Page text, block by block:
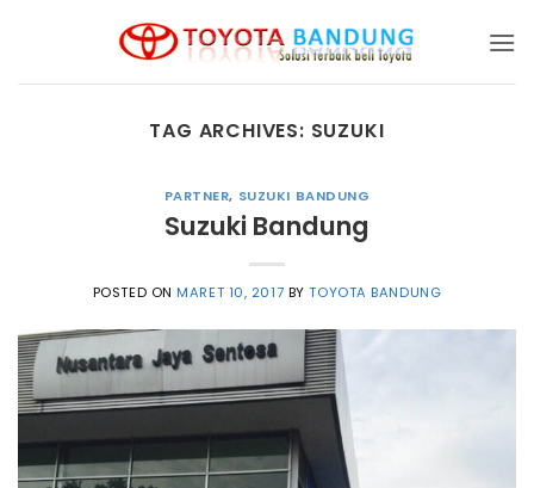
TAG ARCHIVES: SUZUKI
PARTNER, SUZUKI BANDUNG
Suzuki Bandung
POSTED ONMARET 10, 2017 BYTOYOTA BANDUNG